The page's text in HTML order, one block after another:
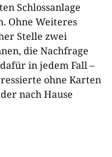
Schlossanlage
Ohne Weiteres
Stelle zwei
die Nachfrage
in jedem Fall –
ohne Karten
nach Hause